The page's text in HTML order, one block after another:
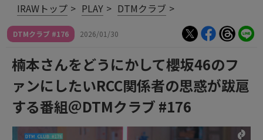
IRAWトップ PLAY DTMクラブ
DTMクラブ #176 2026/01/30
楠本さんをどうにかして櫻坂46のフ
ァンにしたいRCC関係者の思惑が跋扈
する番組＠DTMクラブ #176